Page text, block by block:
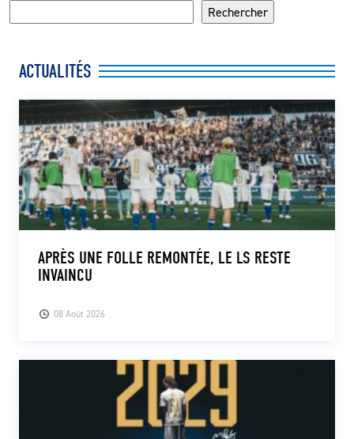
Rechercher
ACTUALITÉS
08 Août 2026
APRÈS UNE FOLLE REMONTÉE, LE LS RESTE
INVAINCU